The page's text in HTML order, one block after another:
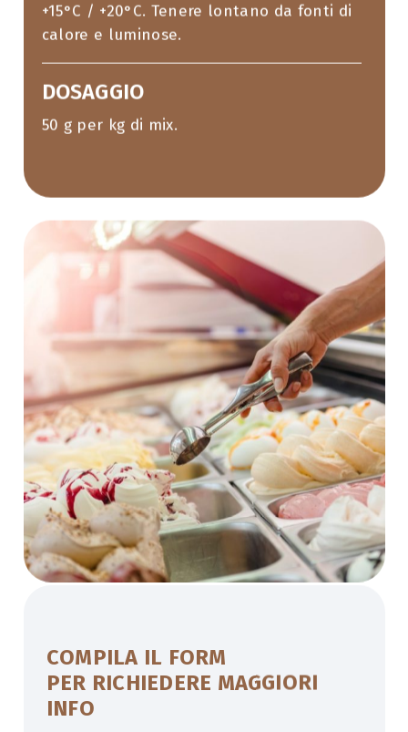
+15°C / +20°C. Tenere lontano da fonti di
calore e luminose.
DOSAGGIO
50 g per kg di mix.
COMPILA IL FORM
PER RICHIEDERE MAGGIORI
INFO